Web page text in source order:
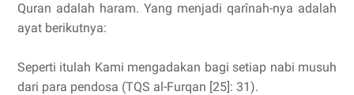
Quran adalah haram. Yang menjadi qarînah-nya adalah
ayat berikutnya:
Seperti itulah Kami mengadakan bagi setiap nabi musuh
dari para pendosa (TQS al-Furqan [25]: 31).